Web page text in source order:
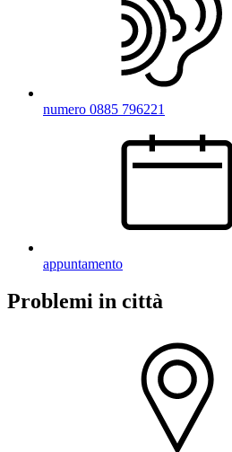
numero 0885 796221
appuntamento
Problemi in città